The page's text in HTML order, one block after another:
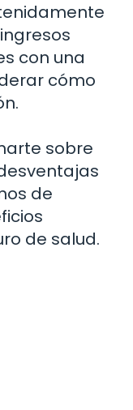
con una
cómo
sobre
de
de salud.